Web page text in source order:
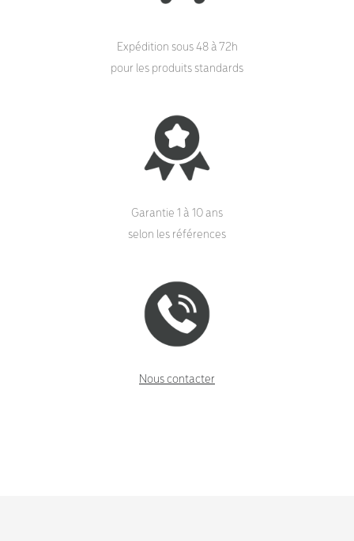
Expédition sous 48 à 72h
pour les produits standards
Garantie 1 à 10 ans
selon les références
Nous contacter